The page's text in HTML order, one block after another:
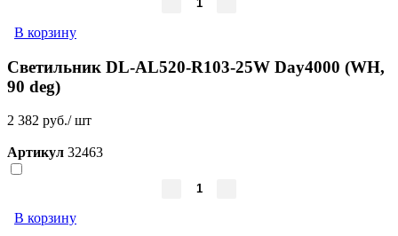
В корзину
Светильник DL-AL520-R103-25W Day4000 (WH,
90 deg)
2 382 руб./ шт
Артикул 32463
В корзину